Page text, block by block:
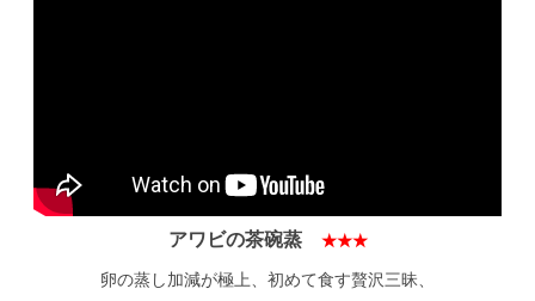
アワビの茶碗蒸 ★★★
卵の蒸し加減が極上、初めて食す贅沢三昧、